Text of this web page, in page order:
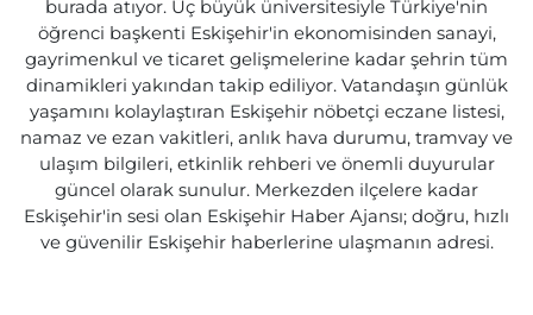
burada atıyor. Üç büyük üniversitesiyle Türkiye'nin
öğrenci başkenti Eskişehir'in ekonomisinden sanayi,
gayrimenkul ve ticaret gelişmelerine kadar şehrin tüm
dinamikleri yakından takip ediliyor. Vatandaşın günlük
yaşamını kolaylaştıran Eskişehir nöbetçi eczane listesi,
namaz ve ezan vakitleri, anlık hava durumu, tramvay ve
ulaşım bilgileri, etkinlik rehberi ve önemli duyurular
güncel olarak sunulur. Merkezden ilçelere kadar
Eskişehir'in sesi olan Eskişehir Haber Ajansı; doğru, hızlı
ve güvenilir Eskişehir haberlerine ulaşmanın adresi.